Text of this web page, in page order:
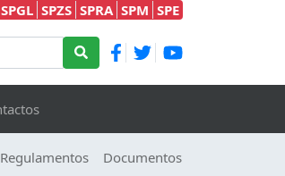
SPGL SPZS SPRA SPM SPE
Regulamentos Documentos